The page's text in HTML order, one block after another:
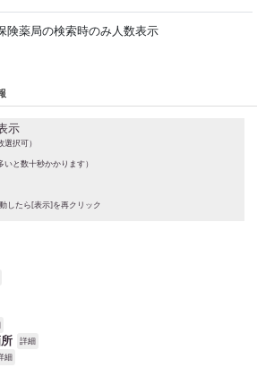
険薬局の検索時のみ人数表示
示
択可）
と数十秒かかります）
したら[表示]を再クリック
詳細
細